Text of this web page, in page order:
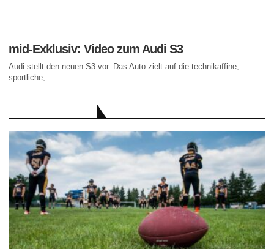
mid-Exklusiv: Video zum Audi S3
Audi stellt den neuen S3 vor. Das Auto zielt auf die technikaffine,
sportliche,...